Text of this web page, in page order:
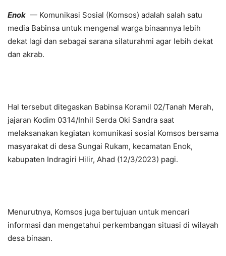
Enok — Komunikasi Sosial (Komsos) adalah salah satu
media Babinsa untuk mengenal warga binaannya lebih
dekat lagi dan sebagai sarana silaturahmi agar lebih dekat
dan akrab.
Hal tersebut ditegaskan Babinsa Koramil 02/Tanah Merah,
jajaran Kodim 0314/Inhil Serda Oki Sandra saat
melaksanakan kegiatan komunikasi sosial Komsos bersama
masyarakat di desa Sungai Rukam, kecamatan Enok,
kabupaten Indragiri Hilir, Ahad (12/3/2023) pagi.
Menurutnya, Komsos juga bertujuan untuk mencari
informasi dan mengetahui perkembangan situasi di wilayah
desa binaan.